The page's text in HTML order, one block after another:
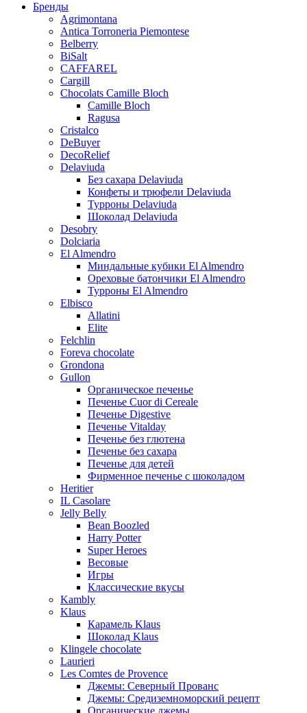
Бренды
Agrimontana
Antica Torroneria Piemontese
Belberry
BiSalt
CAFFAREL
Cargill
Chocolats Camille Bloch
Camille Bloch
Ragusa
Cristalco
DeBuyer
DecoRelief
Delaviuda
Без сахара Delaviuda
Конфеты и трюфели Delaviuda
Турроны Delaviuda
Шоколад Delaviuda
Desobry
Dolciaria
El Almendro
Миндальные кубики El Almendro
Ореховые батончики El Almendro
Турроны El Almendro
Elbisco
Allatini
Elite
Felchlin
Foreva chocolate
Grondona
Gullon
Органическое печенье
Печенье Cuor di Cereale
Печенье Digestive
Печенье Vitalday
Печенье без глютена
Печенье без сахара
Печенье для детей
Фирменное печенье с шоколадом
Heritier
IL Casolare
Jelly Belly
Bean Boozled
Harry Potter
Super Heroes
Весовые
Игры
Классические вкусы
Kambly
Klaus
Карамель Klaus
Шоколад Klaus
Klingele chocolate
Laurieri
Les Comtes de Provence
Джемы: Северный Прованс
Джемы: Средиземноморский рецепт